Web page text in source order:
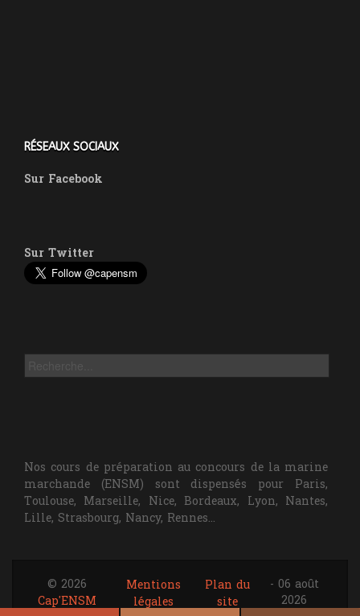
RÉSEAUX SOCIAUX
Sur Facebook
Sur Twitter
Rechercher
Nos cours de préparation au concours de la marine
marchande (ENSM) sont dispensés pour Paris,
Toulouse, Marseille, Nice, Bordeaux, Lyon, Nantes,
Lille, Strasbourg, Nancy, Rennes...
© 2026
Cap'ENSM
Mentions
légales
Plan du
site
- 06 août
2026